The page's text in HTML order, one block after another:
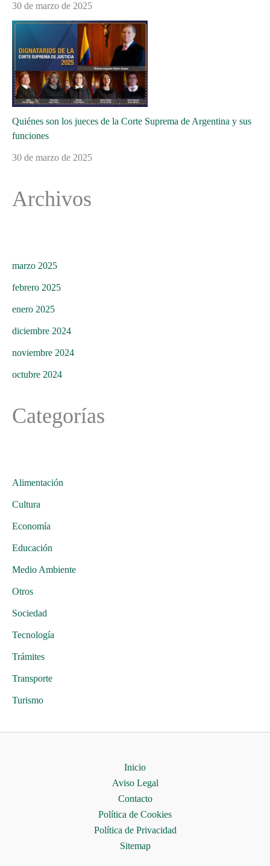
30 de marzo de 2025
Quiénes son los jueces de la Corte Suprema de Argentina y sus
funciones
30 de marzo de 2025
Archivos
marzo 2025
febrero 2025
enero 2025
diciembre 2024
noviembre 2024
octubre 2024
Categorías
Alimentación
Cultura
Economía
Educación
Medio Ambiente
Otros
Sociedad
Tecnología
Trámites
Transporte
Turismo
Inicio
Aviso Legal
Contacto
Política de Cookies
Política de Privacidad
Sitemap